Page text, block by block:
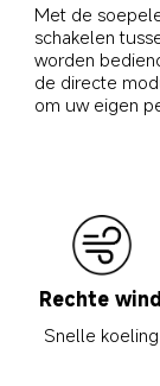
Met de
schakelen
worden
de directe
om uw eigen
Rechte wind
Snelle koeling